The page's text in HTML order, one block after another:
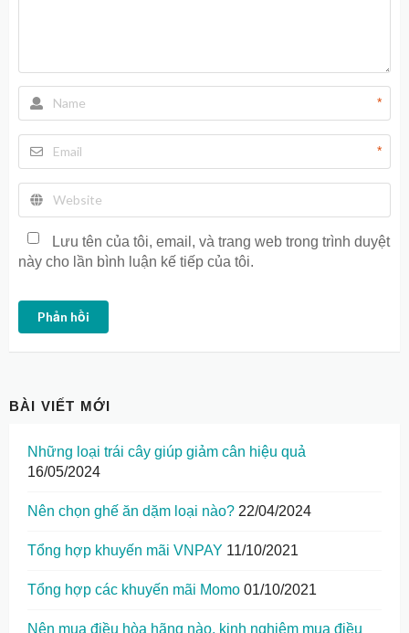
*
*
Lưu tên của tôi, email, và trang web trong trình duyệt
này cho lần bình luận kế tiếp của tôi.
Phản hồi
BÀI VIẾT MỚI
Những loại trái cây giúp giảm cân hiệu quả
16/05/2024
Nên chọn ghế ăn dặm loại nào? 22/04/2024
Tổng hợp khuyến mãi VNPAY 11/10/2021
Tổng hợp các khuyến mãi Momo 01/10/2021
Nên mua điều hòa hãng nào, kinh nghiệm mua điều